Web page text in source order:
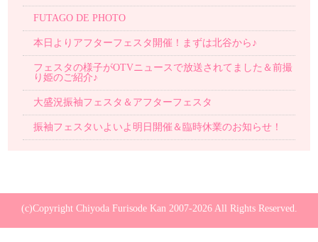
FUTAGO DE PHOTO
本日よりアフターフェスタ開催！まずは北谷から♪
フェスタの様子がOTVニュースで放送されてました＆前撮
り姫のご紹介♪
大盛況振袖フェスタ＆アフターフェスタ
振袖フェスタいよいよ明日開催＆臨時休業のお知らせ！
(c)Copyright Chiyoda Furisode Kan 2007-2026 All Rights Reserved.